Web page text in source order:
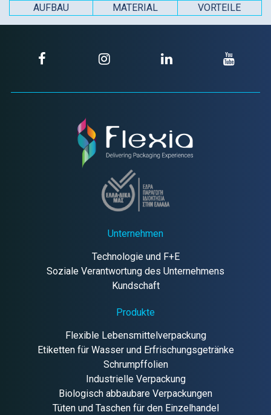
AUFBAU MATERIAL VORTEILE
Unternehmen
Technologie und F+E
Soziale Verantwortung des Unternehmens
Kundschaft
Produkte
Flexible Lebensmittelverpackung
Etiketten für Wasser und Erfrischungsgetränke
Schrumpffolien
Industrielle Verpackung
Biologisch abbaubare Verpackungen
Tüten und Taschen für den Einzelhandel